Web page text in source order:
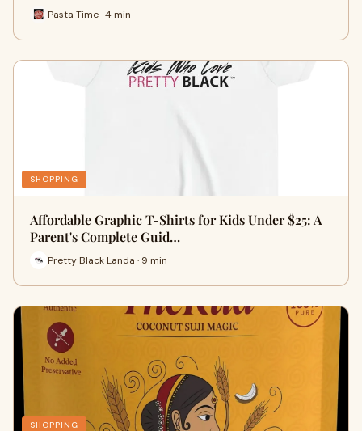
Pasta Time · 4 min
SHOPPING
Affordable Graphic T-Shirts for Kids Under $25: A
Parent's Complete Guid…
Pretty Black Landa · 9 min
SHOPPING